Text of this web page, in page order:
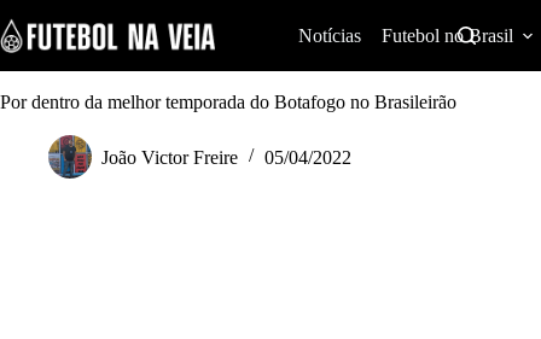
k
i
p
t
Notícias Futebol no Brasil
Por dentro da melhor temporada do Botafogo no Brasileirão
João Victor Freire 05/04/2022